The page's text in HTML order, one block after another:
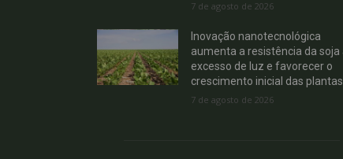
7 de agosto de 2026
Inovação nanotecnológica
aumenta a resistência da soja
excesso de luz e favorecer o
crescimento inicial das plantas
7 de agosto de 2026